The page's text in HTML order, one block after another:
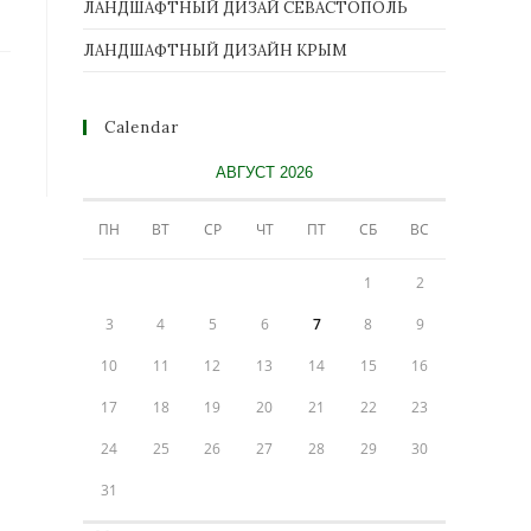
ЛАНДШАФТНЫЙ ДИЗАЙ СЕВАСТОПОЛЬ
ЛАНДШАФТНЫЙ ДИЗАЙН КРЫМ
Calendar
АВГУСТ 2026
ПН ВТ СР ЧТ ПТ СБ ВС
1 2
3 4 5 6 7 8 9
10 11 12 13 14 15 16
17 18 19 20 21 22 23
24 25 26 27 28 29 30
31